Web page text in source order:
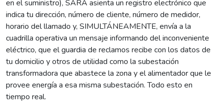
en el suministro), SARA asienta un registro electrónico que
indica tu dirección, número de cliente, número de medidor,
horario del llamado y, SIMULTÁNEAMENTE, envía a la
cuadrilla operativa un mensaje informando del inconveniente
eléctrico, que el guardia de reclamos recibe con los datos de
tu domicilio y otros de utilidad como la subestación
transformadora que abastece la zona y el alimentador que le
provee energía a esa misma subestación. Todo esto en
tiempo real.